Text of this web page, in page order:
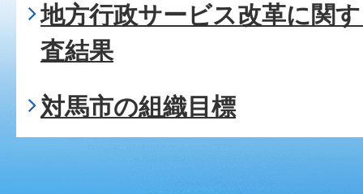
地方行政サービス改革に関
査結果
対馬市の組織目標